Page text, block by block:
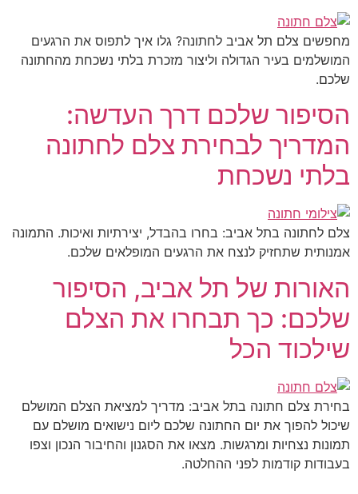
מחפשים צלם תל אביב לחתונה? גלו איך לתפוס את הרגעים
המושלמים בעיר הגדולה וליצור מזכרת בלתי נשכחת מהחתונה
שלכם.
הסיפור שלכם דרך העדשה:
המדריך לבחירת צלם לחתונה
בלתי נשכחת
צלם לחתונה בתל אביב: בחרו בהבדל, יצירתיות ואיכות. התמונה
אמנותית שתחזיק לנצח את הרגעים המופלאים שלכם.
האורות של תל אביב, הסיפור
שלכם: כך תבחרו את הצלם
שילכוד הכל
בחירת צלם חתונה בתל אביב: מדריך למציאת הצלם המושלם
שיכול להפוך את יום החתונה שלכם ליום נישואים מושלם עם
תמונות נצחיות ומרגשות. מצאו את הסגנון והחיבור הנכון וצפו
בעבודות קודמות לפני ההחלטה.